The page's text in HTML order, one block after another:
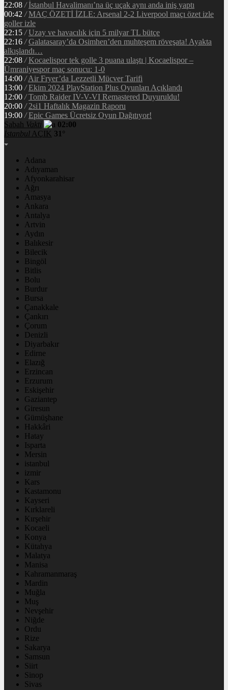
22:08 / İstanbul Havalimanı’na üç uçak aynı anda iniş yaptı
00:42 / MAÇ ÖZETİ İZLE: Arsenal 2-2 Liverpool maçı özet izle
goller izle
22:15 / Uzay ve havacılık için 5 milyar TL bütçe
22:16 / Galatasaray’da Osimhen’den muhteşem röveşata! Ayakta
alkışlandı…
22:08 / Kocaelispor tek golle 3 puana ulaştı | Kocaelispor –
Ümraniyespor maç sonucu: 1-0
14:00 / Air Fryer’da Lezzetli Mücver Tarifi
13:00 / Ekim 2024 PlayStation Plus Oyunları Açıklandı
12:00 / Tomb Raider IV-V-VI Remastered Duyuruldu!
20:00 / 2si1 Haftalık Magazin Raporu
19:00 / Epic Games Ücretsiz Oyun Dağıtıyor!
Sabah Vakti
02:00
İstanbul AÇIK 31°
Adana
Adıyaman
Afyonkarahisar
Ağrı
Amasya
Ankara
Antalya
Artvin
Aydın
Balıkesir
Bilecik
Bingöl
Bitlis
Bolu
Burdur
Bursa
Çanakkale
Çankırı
Çorum
Denizli
Diyarbakır
Edirne
Elazığ
Erzincan
Erzurum
Eskişehir
Gaziantep
Giresun
Gümüşhane
Hakkâri
Hatay
Isparta
Mersin
istanbul
izmir
Kars
Kastamonu
Kayseri
Kırklareli
Kırşehir
Kocaeli
Konya
Kütahya
Malatya
Manisa
Kahramanmaraş
Mardin
Muğla
Muş
Nevşehir
Niğde
Ordu
Rize
Sakarya
Samsun
Siirt
Sinop
Sivas